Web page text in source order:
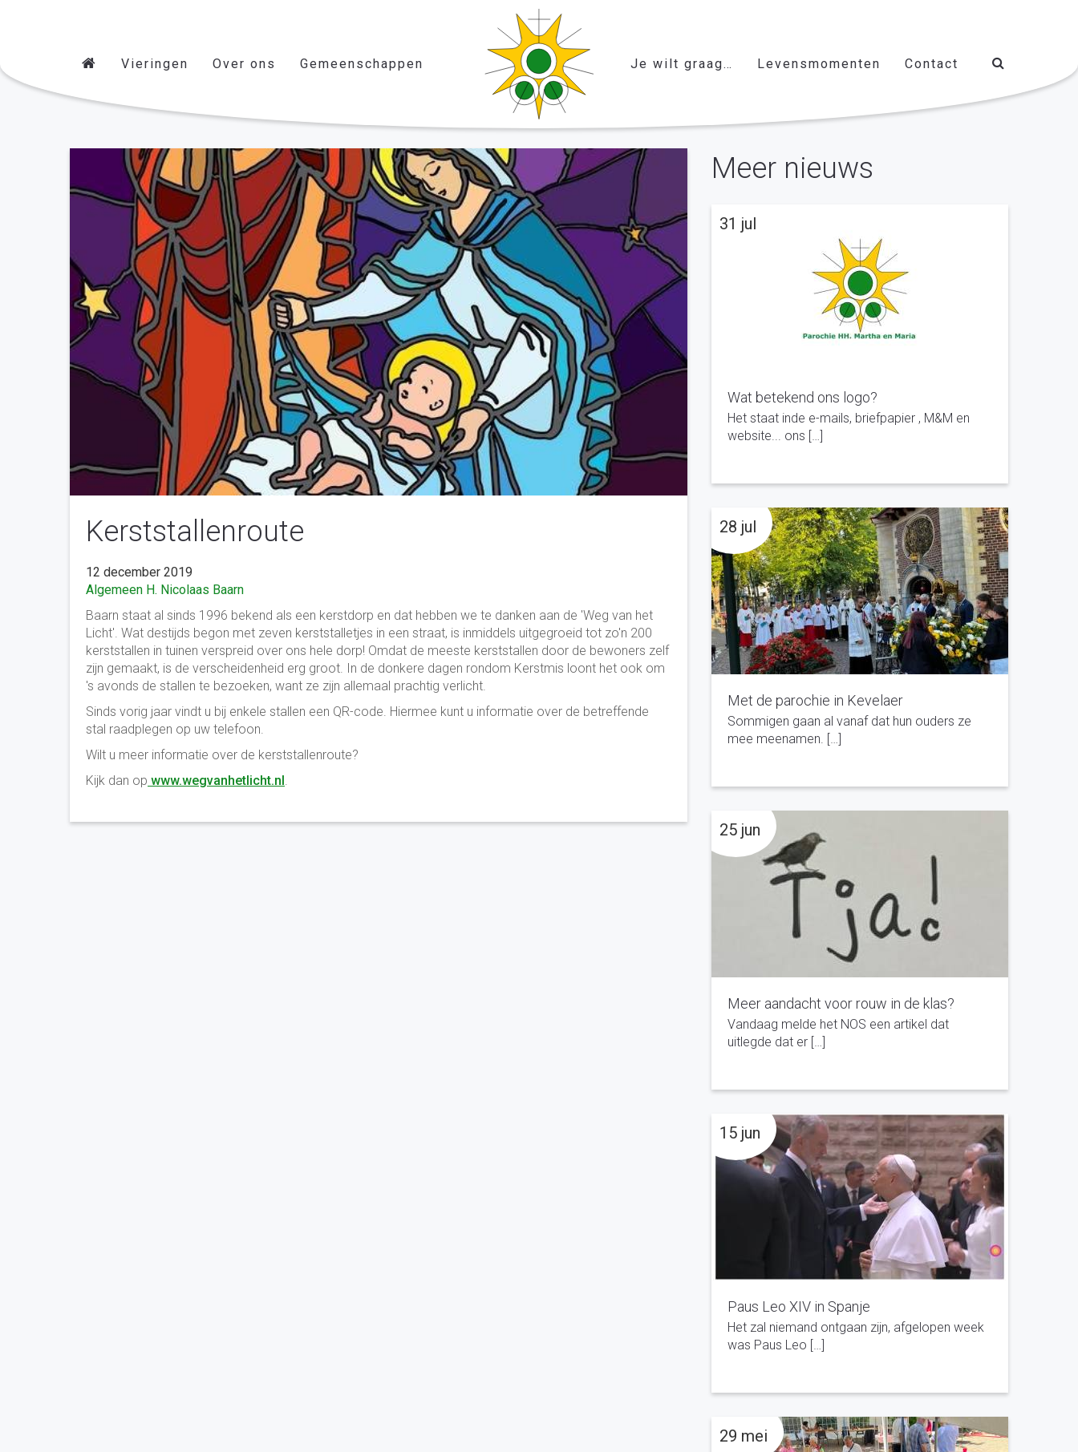
Vieringen Over ons Gemeenschappen Je wilt graag… Levensmomenten Contact
Kerststallenroute
12 december 2019
Algemeen H. Nicolaas Baarn
Baarn staat al sinds 1996 bekend als een kerstdorp en dat hebben we te danken aan de 'Weg van het
Licht'. Wat destijds begon met zeven kerststalletjes in een straat, is inmiddels uitgegroeid tot zo'n 200
kerststallen in tuinen verspreid over ons hele dorp! Omdat de meeste kerststallen door de bewoners zelf
zijn gemaakt, is de verscheidenheid erg groot. In de donkere dagen rondom Kerstmis loont het ook om
's avonds de stallen te bezoeken, want ze zijn allemaal prachtig verlicht.
Sinds vorig jaar vindt u bij enkele stallen een QR-code. Hiermee kunt u informatie over de betreffende
stal raadplegen op uw telefoon.
Wilt u meer informatie over de kerststallenroute?
Kijk dan op www.wegvanhetlicht.nl
Meer nieuws
Wat betekend ons logo?
Het staat inde e-mails, briefpapier , M&M en
website... ons […]
31 jul
Met de parochie in Kevelaer
Sommigen gaan al vanaf dat hun ouders ze
mee meenamen. […]
28 jul
Meer aandacht voor rouw in de klas?
Vandaag melde het NOS een artikel dat
uitlegde dat er […]
25 jun
Paus Leo XIV in Spanje
Het zal niemand ontgaan zijn, afgelopen week
was Paus Leo […]
15 jun
29 mei